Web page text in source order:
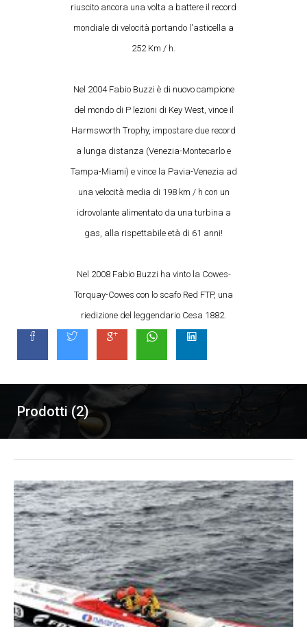
riuscito ancora una volta a battere il record
mondiale di velocità portando l'asticella a
252 Km / h.
Nel 2004 Fabio Buzzi è di nuovo campione
del mondo di P lezioni di Key West, vince il
Harmsworth Trophy, impostare due record
a lunga distanza (Venezia-Montecarlo e
Tampa-Miami) e vince la Pavia-Venezia ad
una velocità media di 198 km / h con un
idrovolante alimentato da una turbina a
gas, alla rispettabile età di 61 anni!
Nel 2008 Fabio Buzzi ha vinto la Cowes-
Torquay-Cowes con lo scafo Red FTP, una
riedizione del leggendario Cesa 1882.
Prodotti (2)